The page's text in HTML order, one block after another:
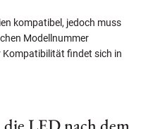
kompatibel, jedoch muss
Modellnummer
findet sich in